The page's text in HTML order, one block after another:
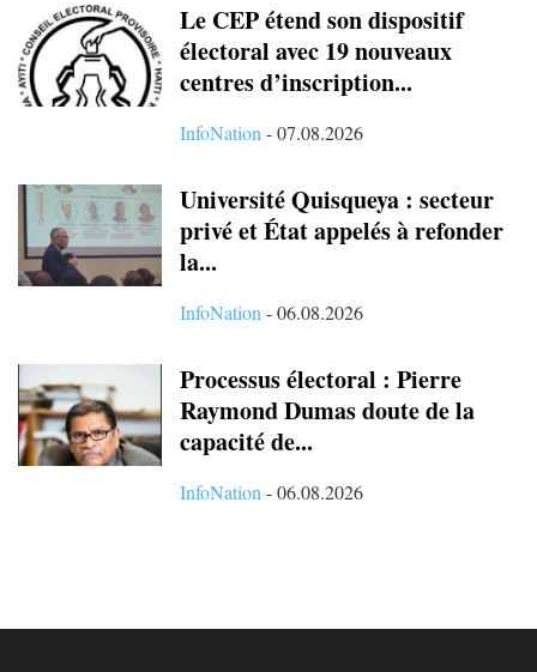
Le CEP étend son dispositif
électoral avec 19 nouveaux
centres d’inscription...
InfoNation -07.08.2026
Université Quisqueya : secteur
privé et État appelés à refonder
la...
InfoNation -06.08.2026
Processus électoral : Pierre
Raymond Dumas doute de la
capacité de...
InfoNation -06.08.2026